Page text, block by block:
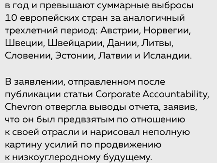
в год и превышают суммарные выбросы
10 европейских стран за аналогичный
трехлетний период: Австрии, Норвегии,
Швеции, Швейцарии, Дании, Литвы,
Словении, Эстонии, Латвии и Исландии.
В заявлении, отправленном после
публикации статьи Corporate Accountability,
Chevron отвергла выводы отчета, заявив,
что он был предвзятым по отношению
к своей отрасли и нарисовал неполную
картину усилий по продвижению
к низкоуглеродному будущему.